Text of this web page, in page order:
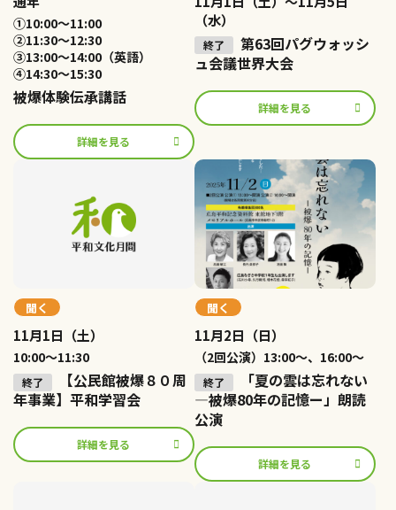
①10:00〜11:00
②11:30〜12:30
③13:00〜14:00（英語）
④14:30〜15:30
被爆体験伝承講話
詳細を見る
（水）
第63回パグウォッシ
ュ会議世界大会
詳細を見る
聞く
11月1日（土）
10:00〜11:30
【公民館被爆８０周
年事業】平和学習会
詳細を見る
聞く
11月2日（日）
（2回公演）13:00〜、16:00〜
「夏の雲は忘れない
―被爆80年の記憶ー」朗読
公演
詳細を見る